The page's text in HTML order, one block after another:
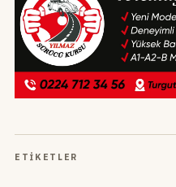
ETIKETLER